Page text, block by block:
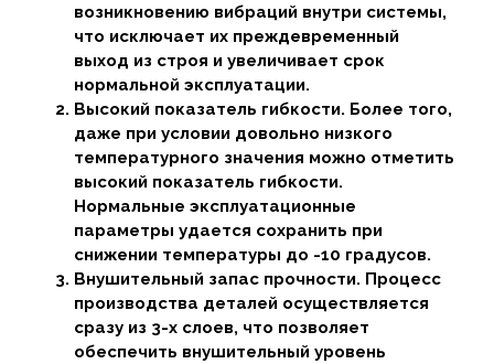
возникновению вибраций внутри системы,
что исключает их преждевременный
выход из строя и увеличивает срок
нормальной эксплуатации.
Высокий показатель гибкости. Более того,
даже при условии довольно низкого
температурного значения можно отметить
высокий показатель гибкости.
Нормальные эксплуатационные
параметры удается сохранить при
снижении температуры до -10 градусов.
Внушительный запас прочности. Процесс
производства деталей осуществляется
сразу из 3-х слоев, что позволяет
обеспечить внушительный уровень